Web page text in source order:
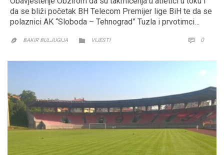
da se bliži početak BH Telecom Premijer lige BiH te da se
polaznici AK “Sloboda – Tehnograd” Tuzla i prvotimci…
 BAKIR BULJUGIJA  CATEGORY
VIJESTI  0